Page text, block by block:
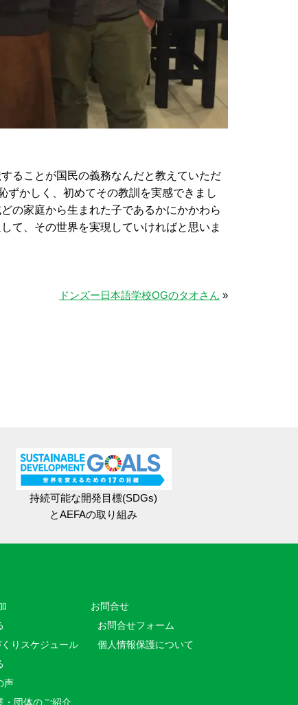
ることが国民の義務なんだと教えていただ
ずかしく、初めてその教訓を実感できまし
の家庭から生まれた子であるかにかかわら
て、その世界を実現していければと思いま
ドンズー日本語学校OGのタオさん »
持続可能な開発目標(SDGs)
とAEFAの取り組み
りスケジュール
声
・団体のご紹介
お問合せ
お問合せフォーム
個人情報保護について